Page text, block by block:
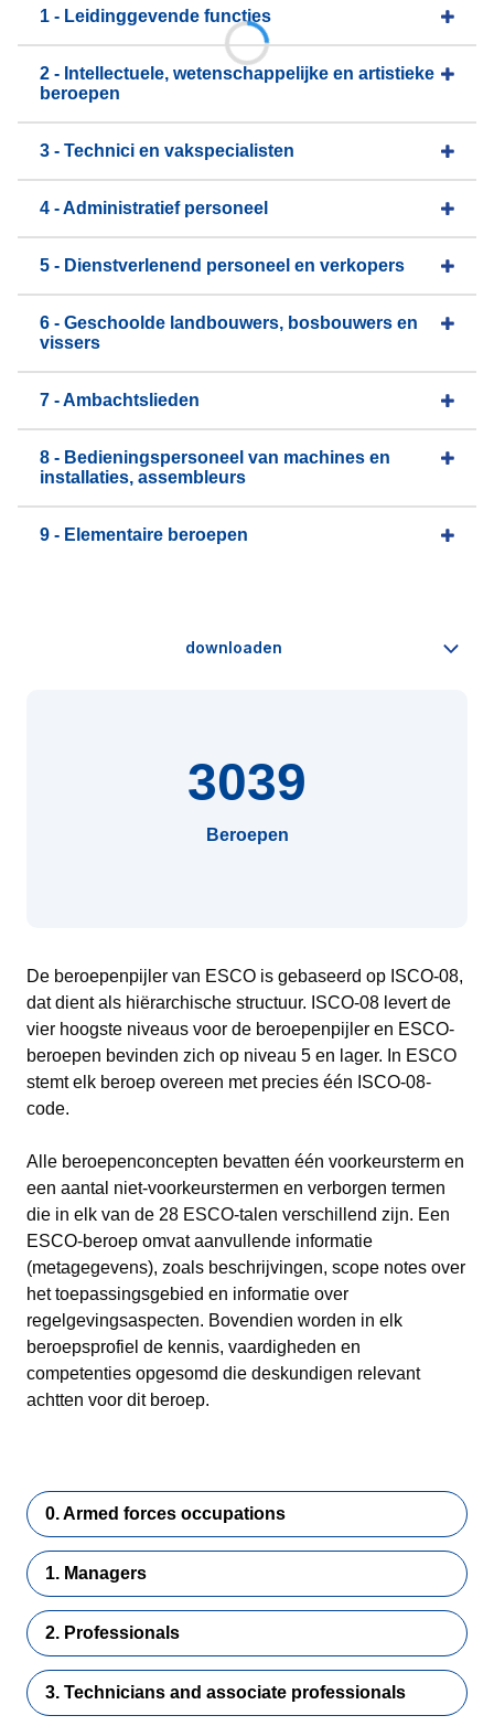
1 - Leidinggevende functies
2 - Intellectuele, wetenschappelijke en artistieke
beroepen
3 - Technici en vakspecialisten
4 - Administratief personeel
5 - Dienstverlenend personeel en verkopers
6 - Geschoolde landbouwers, bosbouwers en
vissers
7 - Ambachtslieden
8 - Bedieningspersoneel van machines en
installaties, assembleurs
9 - Elementaire beroepen
3039
Beroepen
De beroepenpijler van ESCO is gebaseerd op ISCO-08,
dat dient als hiërarchische structuur. ISCO-08 levert de
vier hoogste niveaus voor de beroepenpijler en ESCO-
beroepen bevinden zich op niveau 5 en lager. In ESCO
stemt elk beroep overeen met precies één ISCO-08-
code.
Alle beroepenconcepten bevatten één voorkeursterm en
een aantal niet-voorkeurstermen en verborgen termen
die in elk van de 28 ESCO-talen verschillend zijn. Een
ESCO-beroep omvat aanvullende informatie
(metagegevens), zoals beschrijvingen, scope notes over
het toepassingsgebied en informatie over
regelgevingsaspecten. Bovendien worden in elk
beroepsprofiel de kennis, vaardigheden en
competenties opgesomd die deskundigen relevant
achtten voor dit beroep.
0. Armed forces occupations
1. Managers
2. Professionals
3. Technicians and associate professionals